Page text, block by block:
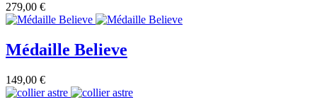
279,00 €
Médaille Believe
149,00 €